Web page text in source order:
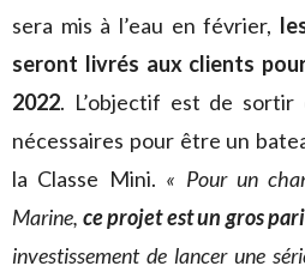
sera mis à l’eau en février,
seront livrés aux clients
2022. L’objectif est de
nécessaires pour être un
la Classe Mini. « Pour un
Marine, ce projet est un gros pari
investissement de lancer une